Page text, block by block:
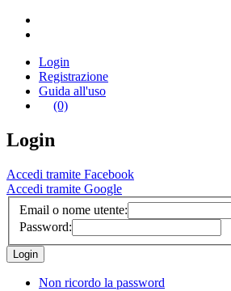
Login
Registrazione
Guida all'uso
(0)
Login
Accedi tramite Facebook
Accedi tramite Google
Email o nome utente:
Password:
Non ricordo la password